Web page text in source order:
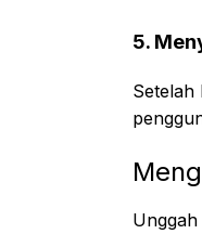
5.
Setelah